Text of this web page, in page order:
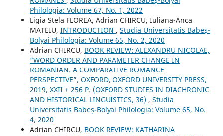
Philologia: Volume 67, No. 1, 2022
Ligia Stela FLOREA, Adrian CHIRCU, Iuliana-Anca
MATEIU, INTRODUCTION , Studia Universitatis Babeș-
Bolyai Philologia: Volume 65, No. 2, 2020
Adrian CHIRCU, BOOK REVIEW: ALEXANDRU NICOLAE,
“WORD ORDER AND PARAMETER CHANGE IN
ROMANIAN. A COMPARATIVE ROMANCE
PERSPECTIVE”, OXFORD, OXFORD UNIVERSITY PRESS,
2019, XXII + 256 P. (OXFORD STUDIES IN DIACHRONIC
AND HISTORICAL LINGUISTICS, 36) , Studia
Universitatis Babeș-Bolyai Philologia: Volume 65, No.
4, 2020
Adrian CHIRCU, BOOK REVIEW: KATHARINA